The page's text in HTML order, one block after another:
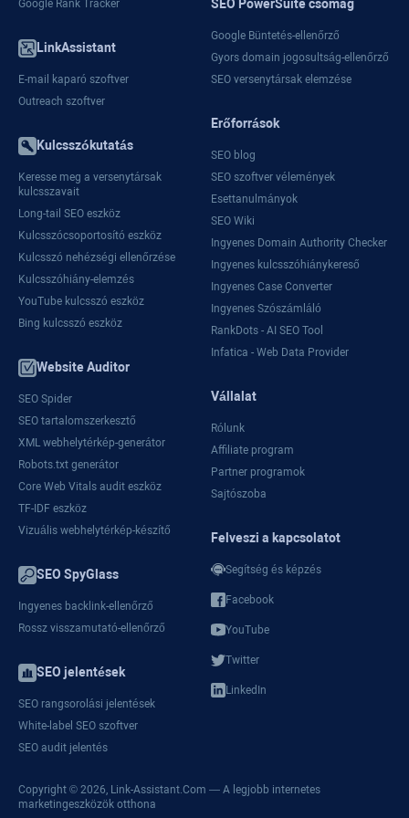
Google Rank Tracker
LinkAssistant
E-mail kaparó szoftver
Outreach szoftver
Kulcsszókutatás
Keresse meg a versenytársak
kulcsszavait
Long-tail SEO eszköz
Kulcsszócsoportosító eszköz
Kulcsszó nehézségi ellenőrzése
Kulcsszóhiány-elemzés
YouTube kulcsszó eszköz
Bing kulcsszó eszköz
Website Auditor
SEO Spider
SEO tartalomszerkesztő
XML webhelytérkép-generátor
Robots.txt generátor
Core Web Vitals audit eszköz
TF-IDF eszköz
Vizuális webhelytérkép-készítő
SEO SpyGlass
Ingyenes backlink-ellenőrző
Rossz visszamutató-ellenőrző
SEO jelentések
SEO rangsorolási jelentések
White-label SEO szoftver
SEO audit jelentés
SEO PowerSuite csomag
Google Büntetés-ellenőrző
Gyors domain jogosultság-ellenőrző
SEO versenytársak elemzése
Erőforrások
SEO blog
SEO szoftver vélemények
Esettanulmányok
SEO Wiki
Ingyenes Domain Authority Checker
Ingyenes kulcsszóhiánykereső
Ingyenes Case Converter
Ingyenes Szószámláló
RankDots - AI SEO Tool
Infatica - Web Data Provider
Vállalat
Rólunk
Affiliate program
Partner programok
Sajtószoba
Felveszi a kapcsolatot
Segítség és képzés
Facebook
YouTube
Twitter
LinkedIn
Copyright © 2026, Link-Assistant.Com — A legjobb internetes
marketingeszközök otthona